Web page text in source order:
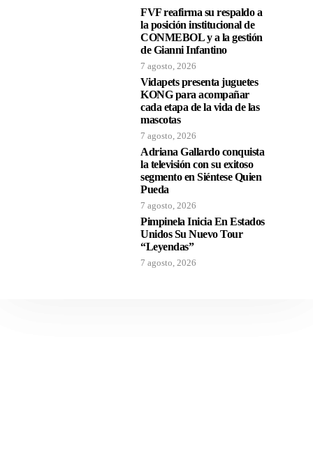
FVF reafirma su respaldo a
la posición institucional de
CONMEBOL y a la gestión
de Gianni Infantino
7 agosto, 2026
Vidapets presenta juguetes
KONG para acompañar
cada etapa de la vida de las
mascotas
7 agosto, 2026
Adriana Gallardo conquista
la televisión con su exitoso
segmento en Siéntese Quien
Pueda
7 agosto, 2026
Pimpinela Inicia En Estados
Unidos Su Nuevo Tour
“Leyendas”
7 agosto, 2026